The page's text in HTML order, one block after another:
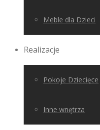
Meble dla Dzieci
Realizacje
Pokoje Dziecięce
Inne wnętrza